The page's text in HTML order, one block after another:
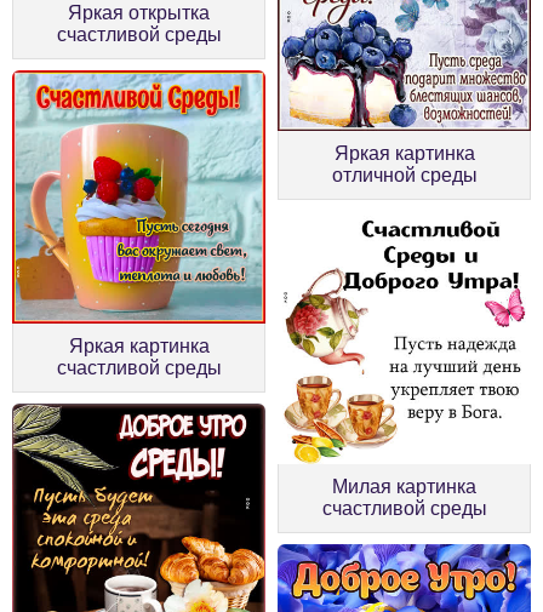
Яркая открытка
счастливой среды
Яркая картинка
счастливой среды
Яркая картинка
отличной среды
Милая картинка
счастливой среды